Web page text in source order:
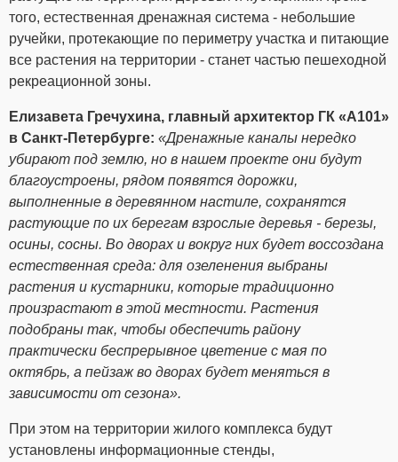
того, естественная дренажная система - небольшие
ручейки, протекающие по периметру участка и питающие
все растения на территории - станет частью пешеходной
рекреационной зоны.
Елизавета Гречухина, главный архитектор ГК «А101»
в Санкт-Петербурге: «Дренажные каналы нередко
убирают под землю, но в нашем проекте они будут
благоустроены, рядом появятся дорожки,
выполненные в деревянном настиле, сохранятся
растующие по их берегам взрослые деревья - березы,
осины, сосны. Во дворах и вокруг них будет воссоздана
естественная среда: для озеленения выбраны
растения и кустарники, которые традиционно
произрастают в этой местности. Растения
подобраны так, чтобы обеспечить району
практически беспрерывное цветение с мая по
октябрь, а пейзаж во дворах будет меняться в
зависимости от сезона».
При этом на территории жилого комплекса будут
установлены информационные стенды,